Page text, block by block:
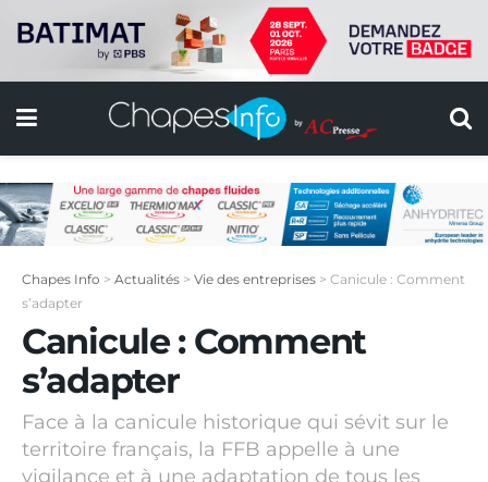
Chapes Info > Actualités > Vie des entreprises > Canicule : Comment
s’adapter
Canicule : Comment
s’adapter
Face à la canicule historique qui sévit sur le
territoire français, la FFB appelle à une
vigilance et à une adaptation de tous les